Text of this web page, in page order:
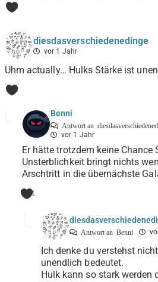
0
diesdasverschiedenedinge
vor 1 Jahr
Uhm actually… Hulks Stärke ist
0
Benni
Antwort an
vor 1 Jahr
Er hätte trotzdem keine Chance
Unsterblichkeit bringt nichts
Arschtritt in die übernächste
1
Antwort an Benni
Ich denke du verstehst
unendlich bedeutet.
Hulk kann so stark werden